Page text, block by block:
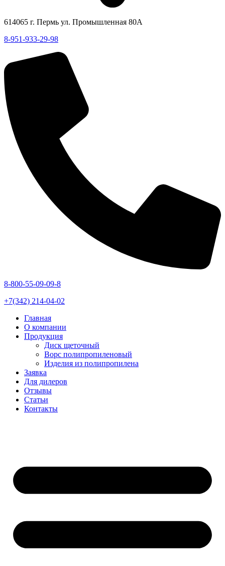
614065 г. Пермь ул. Промышленная 80А
8-951-933-29-98
8-800-55-09-09-8
+7(342) 214-04-02
Главная
О компании
Продукция
Диск щеточный
Ворс полипропиленовый
Изделия из полипропилена
Заявка
Для дилеров
Отзывы
Статьи
Контакты